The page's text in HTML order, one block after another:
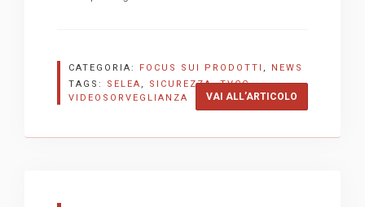
VAI ALL’ARTICOLO
CATEGORIA: FOCUS SUI PRODOTTI
NEWS
TAGS: SELEA SICUREZZA,TVCC,
VIDEOSORVEGLIANZA